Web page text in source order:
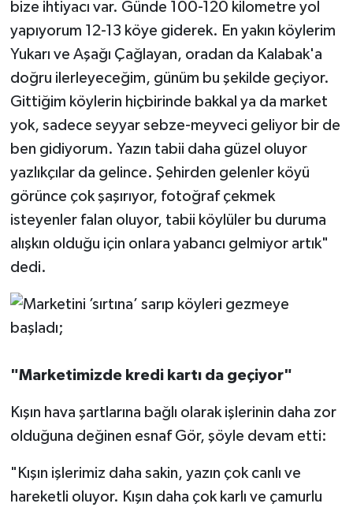
bize ihtiyacı var. Günde 100-120 kilometre yol
yapıyorum 12-13 köye giderek. En yakın köylerim
Yukarı ve Aşağı Çağlayan, oradan da Kalabak'a
doğru ilerleyeceğim, günüm bu şekilde geçiyor.
Gittiğim köylerin hiçbirinde bakkal ya da market
yok, sadece seyyar sebze-meyveci geliyor bir de
ben gidiyorum. Yazın tabii daha güzel oluyor
yazlıkçılar da gelince. Şehirden gelenler köyü
görünce çok şaşırıyor, fotoğraf çekmek
isteyenler falan oluyor, tabii köylüler bu duruma
alışkın olduğu için onlara yabancı gelmiyor artık"
dedi.
"Marketimizde kredi kartı da geçiyor"
Kışın hava şartlarına bağlı olarak işlerinin daha zor
olduğuna değinen esnaf Gör, şöyle devam etti:
"Kışın işlerimiz daha sakin, yazın çok canlı ve
hareketli oluyor. Kışın daha çok karlı ve çamurlu